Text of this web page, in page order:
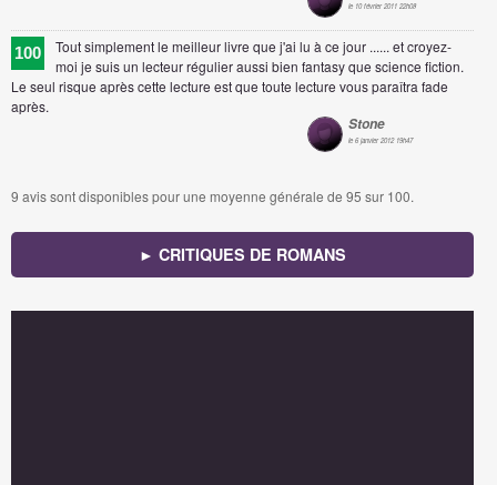
le 10 février 2011 22h08
100
Tout simplement le meilleur livre que j'ai lu à ce jour ...... et croyez-
moi je suis un lecteur régulier aussi bien fantasy que science fiction.
Le seul risque après cette lecture est que toute lecture vous paraîtra fade
après.
Stone
le 6 janvier 2012 19h47
9 avis sont disponibles pour une moyenne générale de 95 sur 100.
► CRITIQUES DE ROMANS